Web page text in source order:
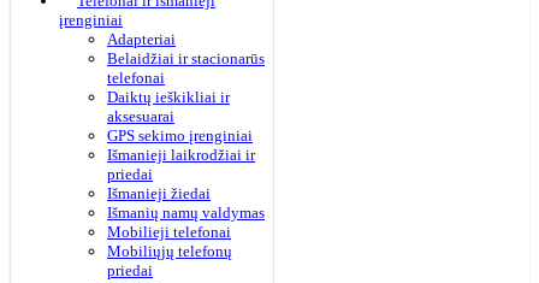
įrenginiai
Adapteriai
Belaidžiai ir stacionarūs
telefonai
Daiktų ieškikliai ir
aksesuarai
GPS sekimo įrenginiai
Išmanieji laikrodžiai ir
priedai
Išmanieji žiedai
Išmanių namų valdymas
Mobilieji telefonai
Mobiliųjų telefonų
priedai